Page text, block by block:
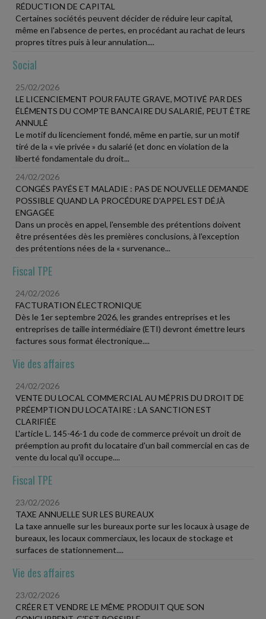
RÉDUCTION DE CAPITAL
Certaines sociétés peuvent décider de réduire leur capital,
même en l'absence de pertes, en procédant au rachat de leurs
propres titres puis à leur annulation....
Social
25/02/2026
LE LICENCIEMENT POUR FAUTE GRAVE, MOTIVÉ PAR DES
ÉLÉMENTS DU COMPTE BANCAIRE DU SALARIÉ, PEUT ÊTRE
ANNULÉ
Le motif du licenciement fondé, même en partie, sur un motif
tiré de la « vie privée » du salarié (et donc en violation de la
liberté fondamentale du droit...
24/02/2026
CONGÉS PAYÉS ET MALADIE : PAS DE NOUVELLE DEMANDE
POSSIBLE QUAND LA PROCÉDURE D'APPEL EST DÉJÀ
ENGAGÉE
Dans un procès en appel, l'ensemble des prétentions doivent
être présentées dès les premières conclusions, à l'exception
des prétentions nées de la « survenance...
Fiscal TPE
24/02/2026
FACTURATION ÉLECTRONIQUE
Dès le 1er septembre 2026, les grandes entreprises et les
entreprises de taille intermédiaire (ETI) devront émettre leurs
factures sous format électronique....
Vie des affaires
24/02/2026
VENTE DU LOCAL COMMERCIAL AU MÉPRIS DU DROIT DE
PRÉEMPTION DU LOCATAIRE : LA SANCTION EST
CLARIFIÉE
L'article L. 145-46-1 du code de commerce prévoit un droit de
préemption au profit du locataire d'un bail commercial en cas de
vente du local qu'il occupe....
Fiscal TPE
23/02/2026
TAXE ANNUELLE SUR LES BUREAUX
La taxe annuelle sur les bureaux porte sur les locaux à usage de
bureaux, les locaux commerciaux, les locaux de stockage et
surfaces de stationnement....
Vie des affaires
23/02/2026
CRÉER ET VENDRE LE MÊME PRODUIT QUE SON